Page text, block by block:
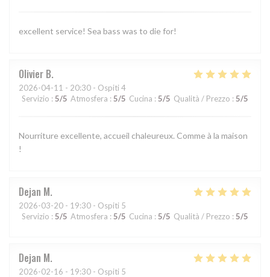
excellent service! Sea bass was to die for!
Olivier B
2026-04-11 - 20:30 - Ospiti 4
Servizio : 5/5 Atmosfera : 5/5 Cucina : 5/5 Qualità / Prezzo : 5/5
Nourriture excellente, accueil chaleureux. Comme à la maison
!
Dejan M
2026-03-20 - 19:30 - Ospiti 5
Servizio : 5/5 Atmosfera : 5/5 Cucina : 5/5 Qualità / Prezzo : 5/5
Dejan M
2026-02-16 - 19:30 - Ospiti 5